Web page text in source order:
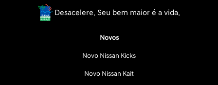
Desacelere. Seu bem maior é a vida.
Novos
Novo Nissan Kicks
Novo Nissan Kait